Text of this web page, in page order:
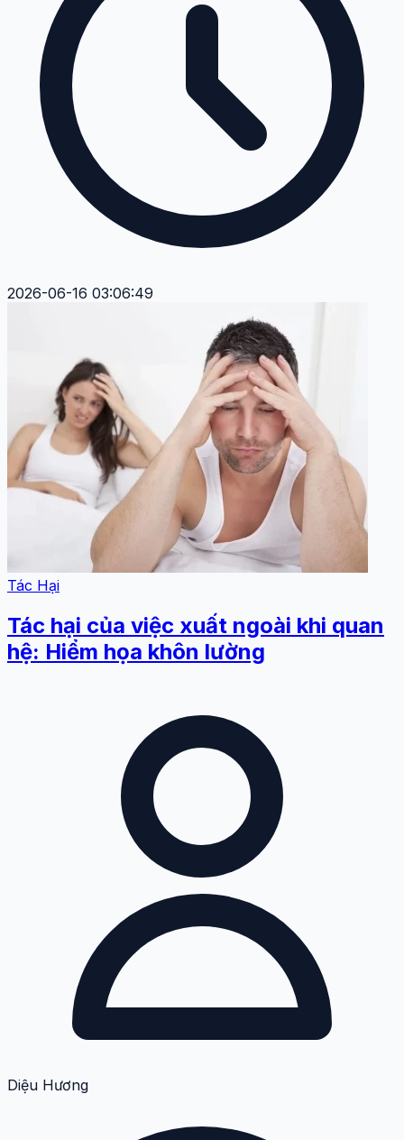
2026-06-16 03:06:49
Tác Hại
Tác hại của việc xuất ngoài khi quan
hệ: Hiểm họa khôn lường
Diệu Hương